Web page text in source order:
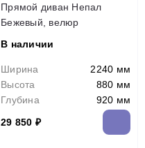
Прямой диван Непал
Бежевый, велюр
В наличии
Ширина
2240 мм
Высота
880 мм
Глубина
920 мм
29 850 ₽